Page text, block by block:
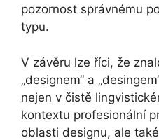
pozornost správnému
typu.
V závěru lze říci, že
„designem“ a
nejen v čistě
kontextu profesionální
oblasti designu, ale